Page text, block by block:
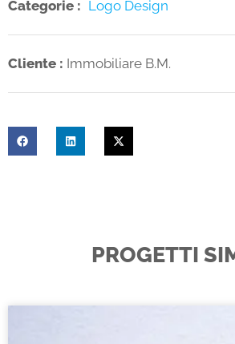
Categorie : Logo Design
Cliente : Immobiliare B.M.
PROGETTI